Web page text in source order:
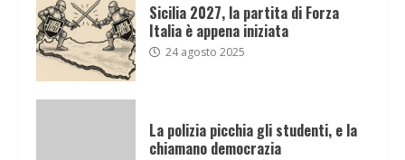
Sicilia 2027, la partita di Forza
Italia è appena iniziata
24 agosto 2025
La polizia picchia gli studenti, e la
chiamano democrazia